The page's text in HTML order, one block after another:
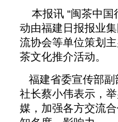
本报讯 “闽茶中国
动由福建日报报业
流协会等单位策划
茶文化推介活动。
福建省委宣传部副
社长蔡小伟表示，
媒，加强各方交流